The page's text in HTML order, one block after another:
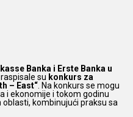
Banka i Erste Banka u
raspisale su konkurs za
– East“ Na konkurs se mogu
i ekonomije i tokom godinu
kombinujući praksu sa